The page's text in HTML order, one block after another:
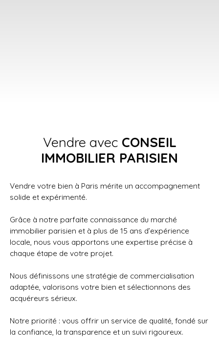
Vendre avec CONSEIL
IMMOBILIER PARISIEN
Vendre votre bien à Paris mérite un accompagnement
solide et expérimenté.
Grâce à notre parfaite connaissance du marché
immobilier parisien et à plus de 15 ans d’expérience
locale, nous vous apportons une expertise précise à
chaque étape de votre projet.
Nous définissons une stratégie de commercialisation
adaptée, valorisons votre bien et sélectionnons des
acquéreurs sérieux.
Notre priorité : vous offrir un service de qualité, fondé sur
la confiance, la transparence et un suivi rigoureux.